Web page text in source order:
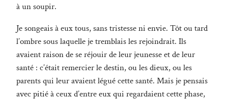
à un soupir.
Je songeais à eux tous, sans tristesse ni envie. Tôt ou tard
l’ombre sous laquelle je tremblais les rejoindrait. Ils
avaient raison de se réjouir de leur jeunesse et de leur
santé : c’était remercier le destin, ou les dieux, ou les
parents qui leur avaient légué cette santé. Mais je pensais
avec pitié à ceux d’entre eux qui regardaient cette phase,